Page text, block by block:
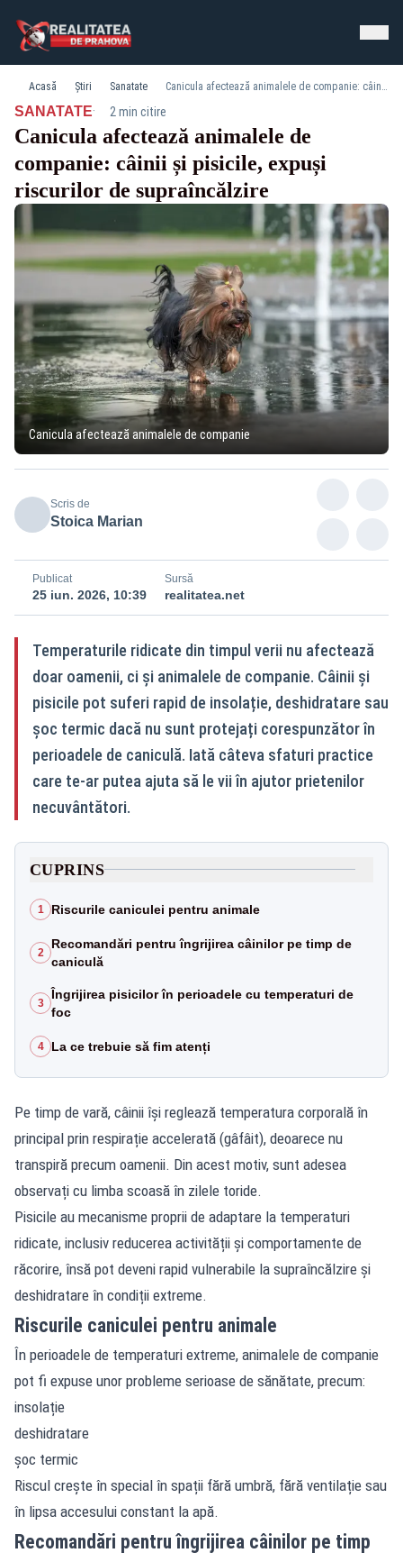
Acasă Știri Sanatate Canicula afectează animalele de companie: câinii și pisicile, expuși riscurilor de supraîncălzire
SANATATE· 2 min citire
Canicula afectează animalele de
companie: câinii și pisicile, expuși
riscurilor de supraîncălzire
Canicula afectează animalele de companie
Scris de
Stoica Marian
Publicat
25 iun. 2026, 10:39
Sursă
realitatea.net
Temperaturile ridicate din timpul verii nu afectează
doar oamenii, ci și animalele de companie. Câinii și
pisicile pot suferi rapid de insolație, deshidratare sau
șoc termic dacă nu sunt protejați corespunzător în
perioadele de caniculă. Iată câteva sfaturi practice
care te-ar putea ajuta să le vii în ajutor prietenilor
necuvântători.
CUPRINS
1 Riscurile caniculei pentru animale
2
Recomandări pentru îngrijirea câinilor pe timp de
caniculă
3
Îngrijirea pisicilor în perioadele cu temperaturi de
foc
4 La ce trebuie să fim atenți
Pe timp de vară, câinii își reglează temperatura corporală în
principal prin respirație accelerată (gâfâit), deoarece nu
transpiră precum oamenii. Din acest motiv, sunt adesea
observați cu limba scoasă în zilele toride.
Pisicile au mecanisme proprii de adaptare la temperaturi
ridicate, inclusiv reducerea activității și comportamente de
răcorire, însă pot deveni rapid vulnerabile la supraîncălzire și
deshidratare în condiții extreme.
Riscurile caniculei pentru animale
În perioadele de temperaturi extreme, animalele de companie
pot fi expuse unor probleme serioase de sănătate, precum:
insolație
deshidratare
șoc termic
Riscul crește în special în spații fără umbră, fără ventilație sau
în lipsa accesului constant la apă.
Recomandări pentru îngrijirea câinilor pe timp